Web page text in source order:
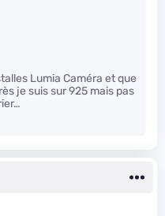
Lumia Caméra et que
je suis sur 925 mais pas